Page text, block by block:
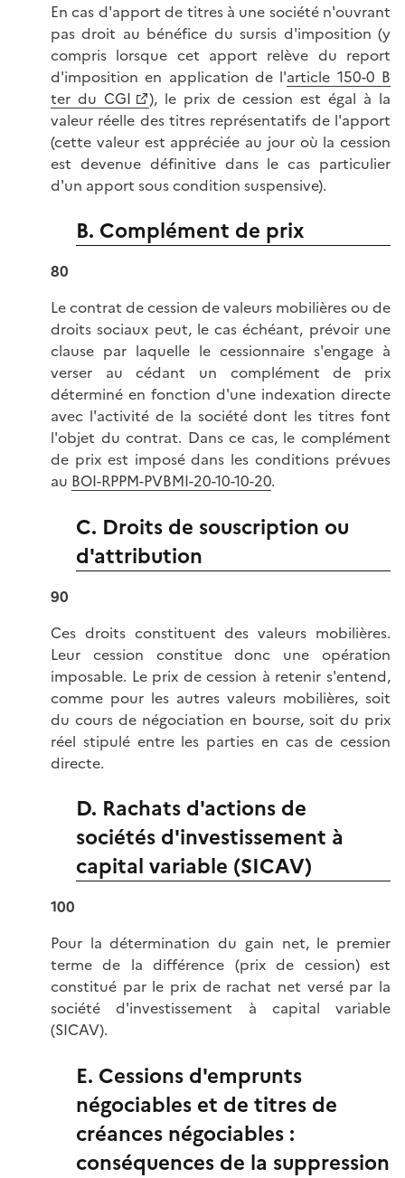
En cas d'apport de titres à une société n'ouvrant
pas droit au bénéfice du sursis d'imposition (y
compris lorsque cet apport relève du report
d'imposition en application de l'article 150-0 B
ter du CGI
), le prix de cession est égal à la
valeur réelle des titres représentatifs de l'apport
(cette valeur est appréciée au jour où la cession
est devenue définitive dans le cas particulier
d'un apport sous condition suspensive).
B. Complément de prix
80
Le contrat de cession de valeurs mobilières ou de
droits sociaux peut, le cas échéant, prévoir une
clause par laquelle le cessionnaire s'engage à
verser au cédant un complément de prix
déterminé en fonction d'une indexation directe
avec l'activité de la société dont les titres font
l'objet du contrat. Dans ce cas, le complément
de prix est imposé dans les conditions prévues
au BOI-RPPM-PVBMI-20-10-10-20.
C. Droits de souscription ou
d'attribution
90
Ces droits constituent des valeurs mobilières.
Leur cession constitue donc une opération
imposable. Le prix de cession à retenir s'entend,
comme pour les autres valeurs mobilières, soit
du cours de négociation en bourse, soit du prix
réel stipulé entre les parties en cas de cession
directe.
D. Rachats d'actions de
sociétés d'investissement à
capital variable (SICAV)
100
Pour la détermination du gain net, le premier
terme de la différence (prix de cession) est
constitué par le prix de rachat net versé par la
société d'investissement à capital variable
(SICAV).
E. Cessions d'emprunts
négociables et de titres de
créances négociables :
conséquences de la suppression